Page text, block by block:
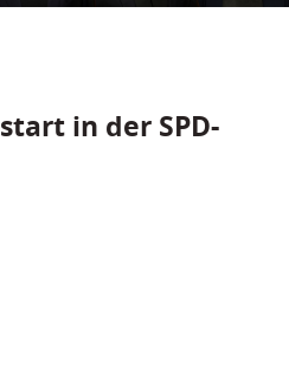
in der SPD-